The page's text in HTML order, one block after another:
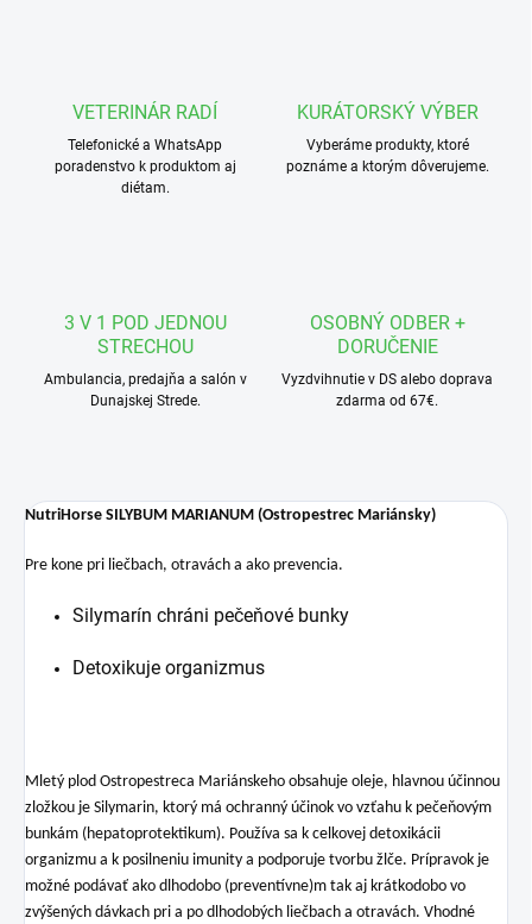
VETERINÁR RADÍ
Telefonické a WhatsApp
poradenstvo k produktom aj
diétam.
KURÁTORSKÝ VÝBER
Vyberáme produkty, ktoré
poznáme a ktorým dôverujeme.
3 V 1 POD JEDNOU
STRECHOU
Ambulancia, predajňa a salón v
Dunajskej Strede.
OSOBNÝ ODBER +
DORUČENIE
Vyzdvihnutie v DS alebo doprava
zdarma od 67€.
NutriHorse SILYBUM MARIANUM (Ostropestrec Mariánsky)
Pre kone pri liečbach, otravách a ako prevencia.
Silymarín chráni pečeňové bunky
Detoxikuje organizmus
Mletý plod Ostropestreca Mariánskeho obsahuje oleje, hlavnou účinnou
zložkou je Silymarin, ktorý má ochranný účinok vo vzťahu k pečeňovým
bunkám (hepatoprotektikum). Používa sa k celkovej detoxikácii
organizmu a k posilneniu imunity a podporuje tvorbu žlče. Prípravok je
možné podávať ako dlhodobo (preventívne)m tak aj krátkodobo vo
zvýšených dávkach pri a po dlhodobých liečbach a otravách. Vhodné